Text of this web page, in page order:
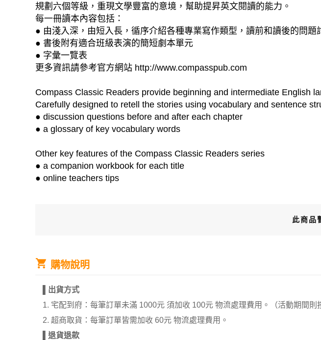
規劃六個等級，重現文學豐富的意境，幫助提昇英文閱讀的能力。
每一冊讀本內容包括：
● 由淺入深，由短入長，循序介紹各種專業寫作類型，讀前和讀後的問題
● 書後附有適合班級表演的簡短劇本單元
● 字彙一覽表
更多資訊請參考官方網站 http://www.compasspub.com
Compass Classic Readers provide beginning and intermediate English
Carefully designed to retell the stories using vocabulary and sentence
● discussion questions before and after each chapter
● a glossary of key vocabulary words
Other key features of the Compass Classic Readers series
● a companion workbook for each title
● online teachers tips
此商品
購物說明
出貨方式
1. 宅配到府：每筆訂單未滿 1000元 須加收 100元 物流處理費用。（活動期間則
2. 超商取貨：每筆訂單皆需加收 60元 物流處理費用。
退貨退款